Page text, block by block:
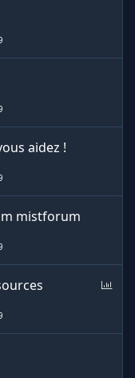
aidez !
mistforum
d